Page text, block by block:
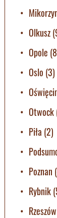
Olkusz
Opole
Oslo (3)
Otwock
Piła (2)
Poznan
Rybnik
Rzeszów